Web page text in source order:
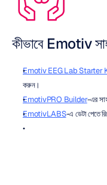
কীভাবে Emotiv
Emotiv EEG Lab Starter
করুন।
EmotivPRO Builder-এর
EmotivLABS-এ ডেটা পেতে